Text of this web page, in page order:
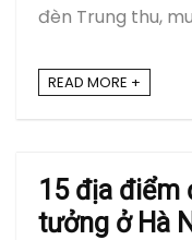
đèn Trung thu,
READ MORE +
15 địa điểm
tưởng ở Hà